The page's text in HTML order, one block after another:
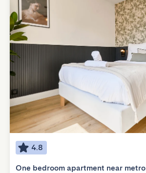
4.8
One bedroom apartment near metro